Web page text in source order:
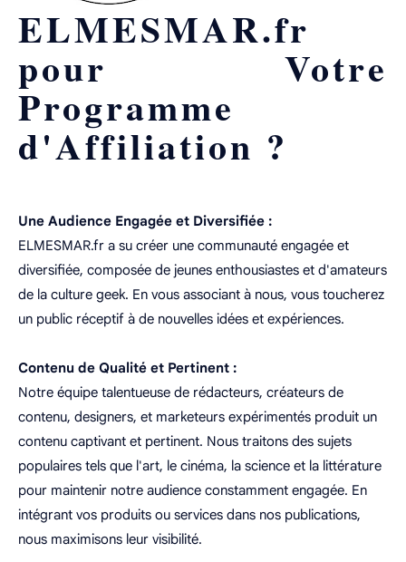
ELMESMAR.fr
pour Votre
Programme
d'Affiliation ?
Une Audience Engagée et Diversifiée :
ELMESMAR.fr a su créer une communauté engagée et
diversifiée, composée de jeunes enthousiastes et d'amateurs
de la culture geek. En vous associant à nous, vous toucherez
un public réceptif à de nouvelles idées et expériences.
Contenu de Qualité et Pertinent :
Notre équipe talentueuse de rédacteurs, créateurs de
contenu, designers, et marketeurs expérimentés produit un
contenu captivant et pertinent. Nous traitons des sujets
populaires tels que l'art, le cinéma, la science et la littérature
pour maintenir notre audience constamment engagée. En
intégrant vos produits ou services dans nos publications,
nous maximisons leur visibilité.